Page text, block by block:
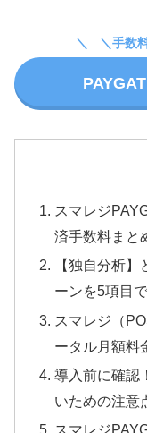
＼手数
スマレジ
済手数料まと
【独自分析
ーンを5項目
スマレジ（
ータル月額料
導入前に確認
いための注意
スマレジ